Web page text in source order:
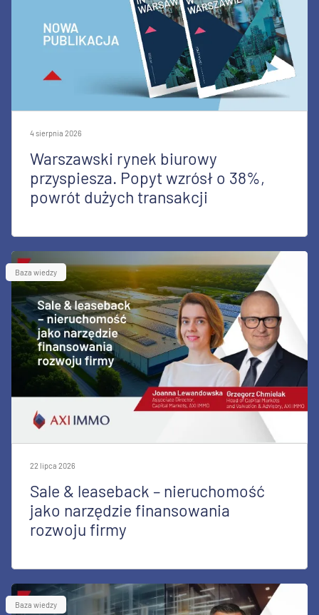
4 sierpnia 2026
Warszawski rynek biurowy
przyspiesza. Popyt wzrósł o 38%,
powrót dużych transakcji
Baza wiedzy
22 lipca 2026
Sale & leaseback – nieruchomość
jako narzędzie finansowania
rozwoju firmy
Baza wiedzy